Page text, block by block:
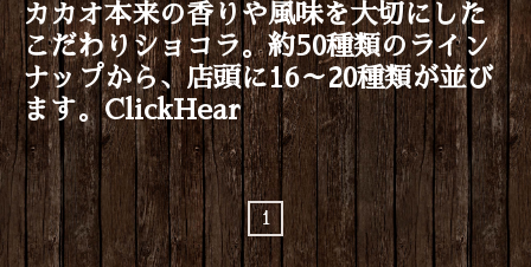
カカオ本来の香りや風味を大切にした
こだわりショコラ。約50種類のライン
ナップから、店頭に16～20種類が並び
ます。ClickHear
1